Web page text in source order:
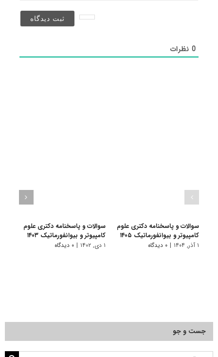
0نظرات
سوالات و پاسخنامه دکتری علوم
کامپیوتر و بیوانفورماتیک ۱۴۰۵
۱ آذر, ۱۴۰۴ | ۰ دیدگاه
سوالات و پاسخنامه دکتری علوم
کامپیوتر و بیوانفورماتیک ۱۴۰۳
۱ دی, ۱۴۰۲ | ۰ دیدگاه
جست و جو